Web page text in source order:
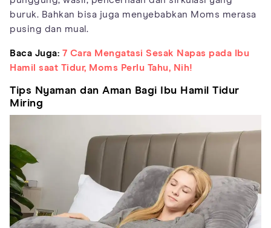
buruk. Bahkan bisa juga menyebabkan Moms merasa
pusing dan mual.
Baca Juga: 7 Cara Mengatasi Sesak Napas pada Ibu
Hamil saat Tidur, Moms Perlu Tahu, Nih!
Tips Nyaman dan Aman Bagi Ibu Hamil Tidur
Miring